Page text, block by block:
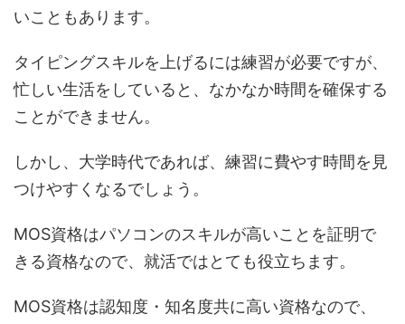
いこともあります。
タイピングスキルを上げるには練習が必要ですが、
忙しい生活をしていると、なかなか時間を確保する
ことができません。
しかし、大学時代であれば、練習に費やす時間を見
つけやすくなるでしょう。
MOS資格はパソコンのスキルが高いことを証明で
きる資格なので、就活ではとても役立ちます。
MOS資格は認知度・知名度共に高い資格なので、